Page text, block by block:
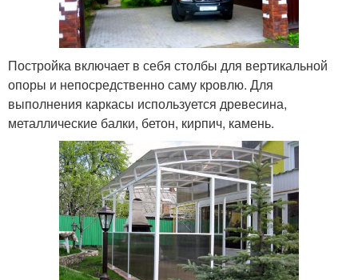
Постройка включает в себя столбы для вертикальной
опоры и непосредственно саму кровлю. Для
выполнения каркасы используется древесина,
металлические балки, бетон, кирпич, камень.